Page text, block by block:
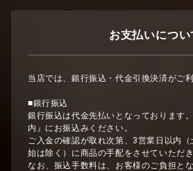
お支払いについ
当店では、銀行振込・代金引換決済がご
■銀行振込
銀行振込は代金先払いとなっております
内』にお振込みください。
ご入金の確認が取れ次第、3営業日以内
始は除く）に商品の手配をさせていただき
なお、振込手数料は、お客様のご負担とな